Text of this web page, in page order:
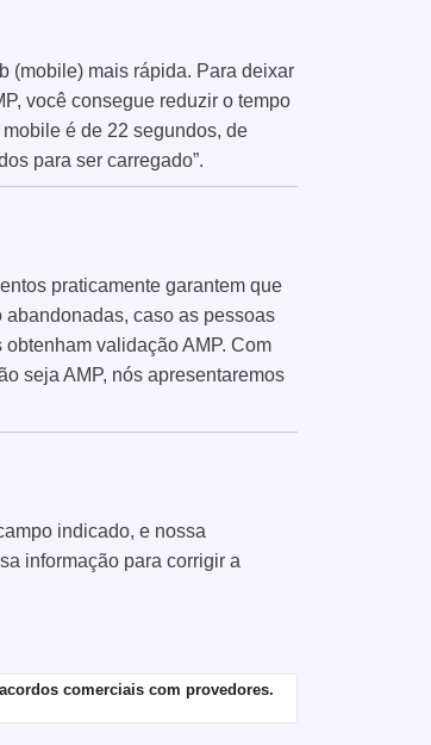
(mobile) mais rápida. Para deixar
você consegue reduzir o tempo
é de 22 segundos, de
para ser carregado”.
praticamente garantem que
caso as pessoas
validação AMP. Com
seja AMP, nós apresentaremos
indicado, e nossa
informação para corrigir a
comerciais com provedores.